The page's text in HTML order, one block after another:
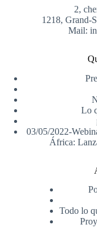
2,
1218, Grand-
Mail:
Lo
03/05/2022-
África:
Todo lo